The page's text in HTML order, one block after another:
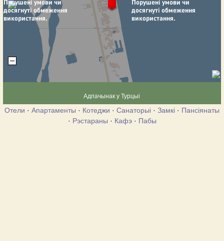
Адпачынак у Турцыі
Отели · Апартаменты · Котеджи · Санаторыі · Замкі · Пансіянаты
· Рэстараны · Кафэ· Пабы